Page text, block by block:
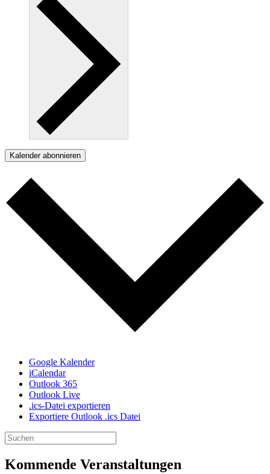
Kalender abonnieren
Google Kalender
iCalendar
Outlook 365
Outlook Live
.ics-Datei exportieren
Exportiere Outlook .ics Datei
Kommende Veranstaltungen